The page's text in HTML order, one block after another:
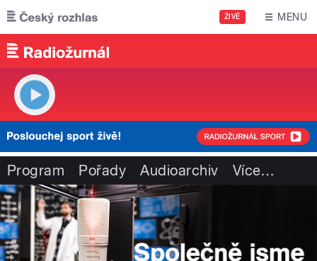
Přejít k hlavnímu obsahu
ŽIVĚ MENU
Program Pořady Audioarchiv Více…